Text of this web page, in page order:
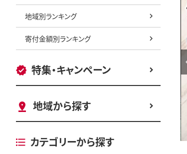
地域別ランキング
寄付金額別ランキング
特集・キャンペーン
地域から探す
カテゴリーから探す